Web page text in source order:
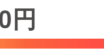
ファッション
円